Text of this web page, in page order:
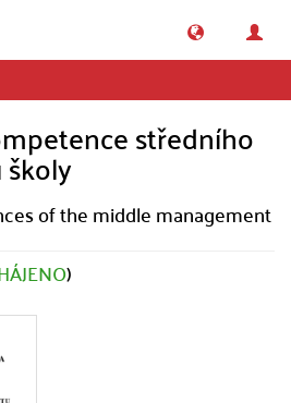
středního
of the middle management
)